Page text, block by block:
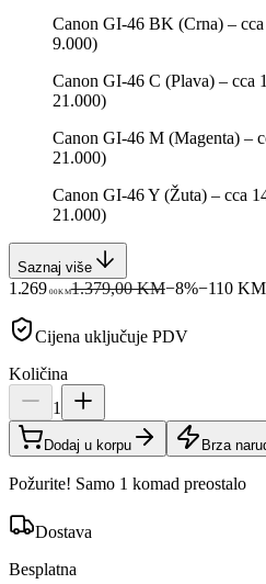
Canon GI-46 BK (Crna) –
9.000)
Canon GI-46 C (Plava) – cca
21.000)
Canon GI-46 M (Magenta) –
21.000)
Canon GI-46 Y (Žuta) – cca
21.000)
Saznaj više
1.269 00KM1.379,00 KM−8%−110KM
Cijena uključuje PDV
Količina
1
Dodaj u korpu Brza
Požurite! Samo 1 komad preostalo
Dostava
Besplatna